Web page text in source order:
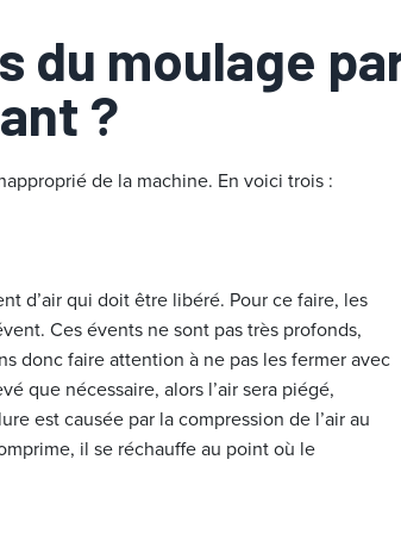
du moulage
?
de la machine. En voici trois :
d’air qui doit être libéré. Pour ce faire, les
Ces évents ne sont pas très profonds,
donc faire attention à ne pas les fermer avec
que nécessaire, alors l’air sera piégé,
est causée par la compression de l’air au
il se réchauffe au point où le